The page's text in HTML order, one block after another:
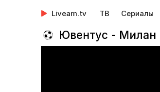
Liveam.tv ТВ Сериалы
Ювентус - Милан